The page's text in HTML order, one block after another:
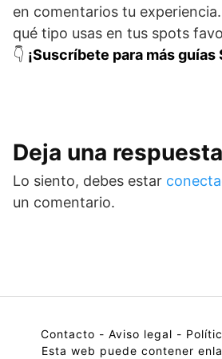
en comentarios tu
qué tipo usas en tus spots
👇 ¡Suscríbete para más guías
Deja una respuesta
Lo siento, debes estar
un comentario.
Contacto - Aviso legal -
Esta web puede contener